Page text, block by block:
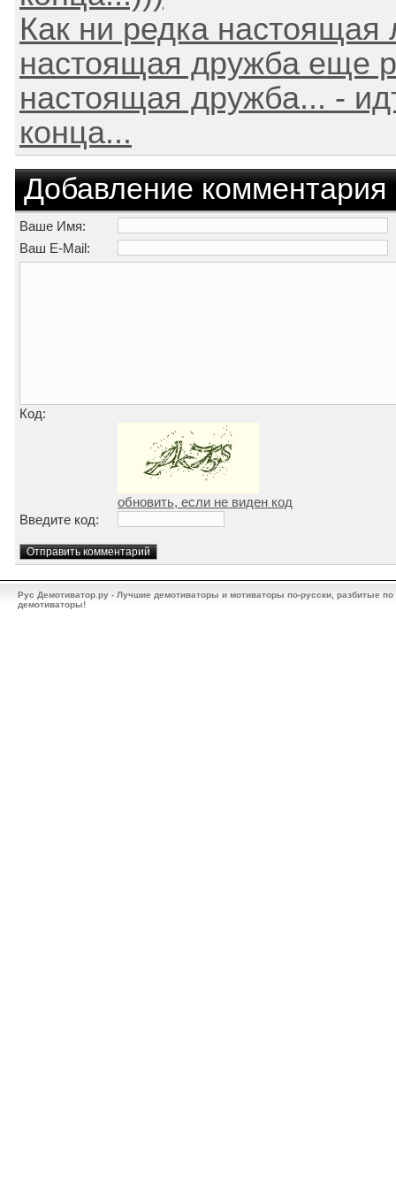
Как ни редка настоящая
настоящая дружба еще
настоящая дружба... -
конца...
Добавление комментария
Ваше Имя:
Ваш E-Mail:
Код:
обновить, если не виден код
Введите код:
Рус Демотиватор.ру - Лучшие демотиваторы и мотиваторы по-русски, разбитые
демотиваторы!